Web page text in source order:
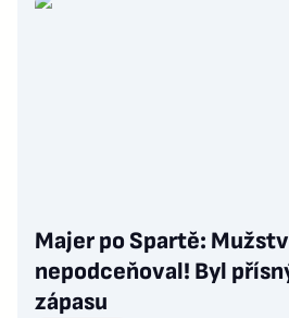
Majer po Spartě:
nepodceňoval! Byl
zápasu